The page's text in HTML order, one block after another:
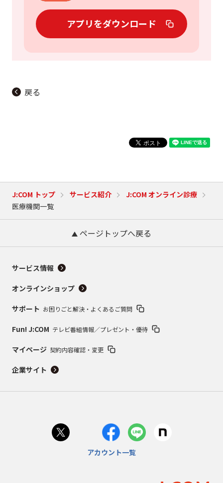
アプリをダウンロード
戻る
J:COM トップ サービス紹介
J:COM オンライン診療
医療機関一覧
ページトップへ戻る
サービス情報
オンラインショップ
サポート お困りごと解決・よくあるご質問
Fun! J:COM テレビ番組情報／プレゼント・優待
マイページ 契約内容確認・変更
企業サイト
アカウント一覧